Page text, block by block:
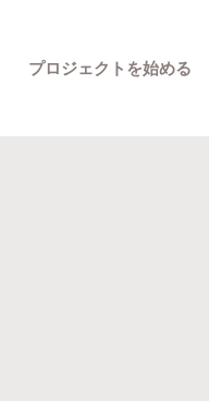
プロジェクトを始める